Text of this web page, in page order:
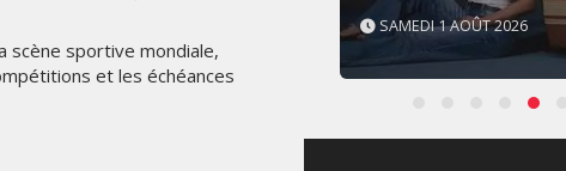
scène sportive mondiale,
et les échéances
VENDREDI 31 JUILLET 2026